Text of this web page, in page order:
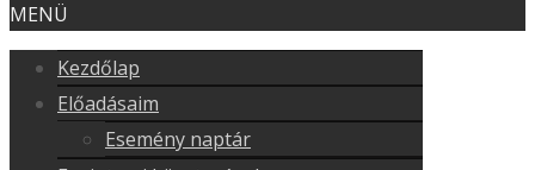
MENÜ
Kezdőlap
Előadásaim
Esemény naptár